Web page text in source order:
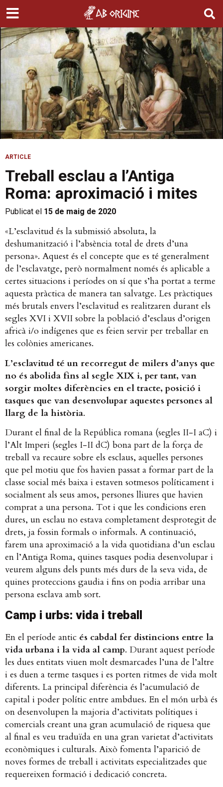
ARTICLE
Treball esclau a l’Antiga
Roma: aproximació i mites
Publicat el 15 de maig de 2020
«L’esclavitud és la submissió absoluta, la
deshumanització i l’absència total de drets d’una
persona». Aquest és el concepte que es té generalment
de l’esclavatge, però normalment només és aplicable a
certes situacions i períodes on sí que s’ha portat a terme
aquesta pràctica de manera tan salvatge. Les pràctiques
més brutals envers l’esclavitud es realitzaren durant els
segles XVI i XVII sobre la població d’esclaus d’origen
africà i/o indígenes que es feien servir per treballar en
les colònies americanes.​
L’esclavitud té un recorregut de milers d’anys que
no és abolida fins al segle XIX i, per tant, van
sorgir moltes diferències en el tracte, posició i
tasques que van desenvolupar aquestes persones al
llarg de la història​.
Durant el final de la República romana (segles II-I aC) i
l’Alt Imperi (segles I-II dC) bona part de la força de
treball va recaure sobre els esclaus, aquelles persones
que pel motiu que fos havien passat a formar part de la
classe social més baixa i estaven sotmesos políticament i
socialment als seus amos, persones lliures que havien
comprat a una persona. Tot i que les condicions eren
dures, un esclau no estava completament desprotegit de
drets, ja fossin formals o informals. A continuació,
farem una aproximació a la vida quotidiana d’un esclau
en l’Antiga Roma, quines tasques podia desenvolupar i
veurem alguns dels punts més durs de la seva vida, de
quines proteccions gaudia i fins on podia arribar una
persona esclava amb sort.
Camp i urbs: vida i treball
En el període antic ​ és cabdal fer distincions entre la
vida urbana i la vida al camp​. Durant aquest període
les dues entitats viuen molt desmarcades l’una de l’altre
i es duen a terme tasques i es porten ritmes de vida molt
diferents. La principal diferència és l’acumulació de
capital i poder polític entre ambdues. En el món urbà és
on desenvolupen la majoria d’activitats polítiques i
comercials creant una gran acumulació de riquesa que
al final es veu traduïda en una gran varietat d’activitats
econòmiques i culturals. Això fomenta l’aparició de
noves formes de treball i activitats especialitzades que
requereixen formació i dedicació concreta.